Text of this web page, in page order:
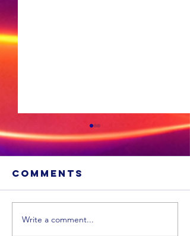
Xhariep kry
Comments
Write a comment...